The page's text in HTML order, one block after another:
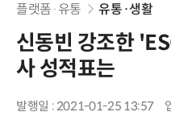
플랫폼·유통 유통·생활
신동빈 강조한
사 성적표는
발행일 : 2021-01-25 13:57